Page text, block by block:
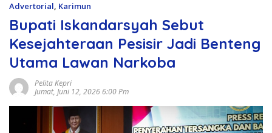
Advertorial, Karimun
Bupati Iskandarsyah Sebut
Kesejahteraan Pesisir Jadi Benteng
Utama Lawan Narkoba
Pelita Kepri
Jumat, Juni 12, 2026 6:00 Pm